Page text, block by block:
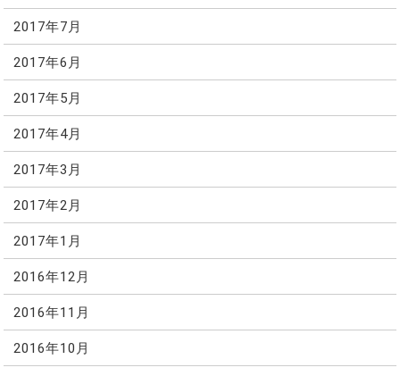
2017年7月
2017年6月
2017年5月
2017年4月
2017年3月
2017年2月
2017年1月
2016年12月
2016年11月
2016年10月